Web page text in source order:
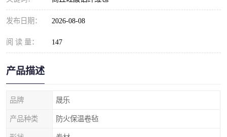
发布日期： 2026-08-08
阅 读 量： 147
产品描述
品牌 晟乐
产品种类 防火保温卷毡